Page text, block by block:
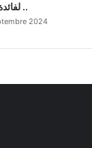
لفائدة فروعها ..
2024